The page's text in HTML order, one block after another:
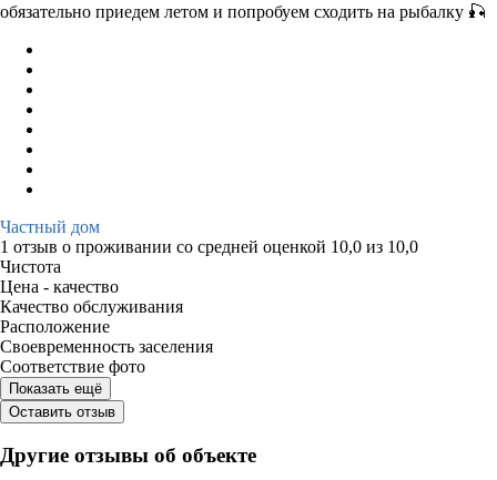
обязательно приедем летом и попробуем сходить на рыбалку 🎣
Частный дом
1 отзыв о проживании со средней оценкой 10,0 из 10,0
Чистота
Цена - качество
Качество обслуживания
Расположение
Своевременность заселения
Соответствие фото
Показать ещё
Оставить отзыв
Другие отзывы об объекте